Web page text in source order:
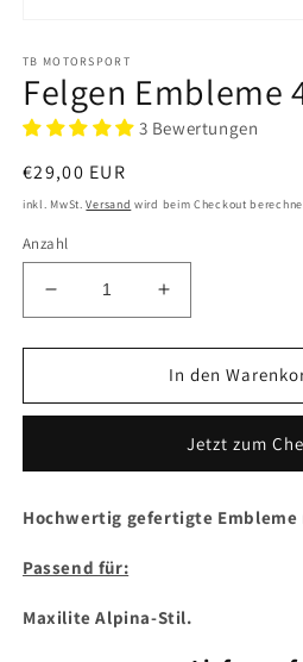
in
Modal
öffnen
TB MOTORSPORT
Felgen Embleme
3 Bewertungen
Normaler
Preis
€29,00 EUR
inkl. MwSt.Versand wird beim Checkout
Anzahl
Verringere
die
Menge
Felgen
Stk
Erhöhe
die
Menge
für
Felgen
Stk
In den
Jetzt zum
Hochwertig gefertigte Embleme
Passend für:
Maxilite Alpina-Stil.